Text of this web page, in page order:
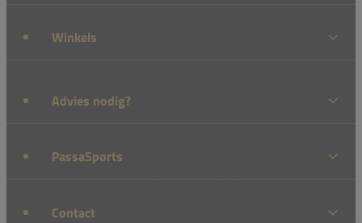
Winkels
Advies nodig?
PassaSports
Contact